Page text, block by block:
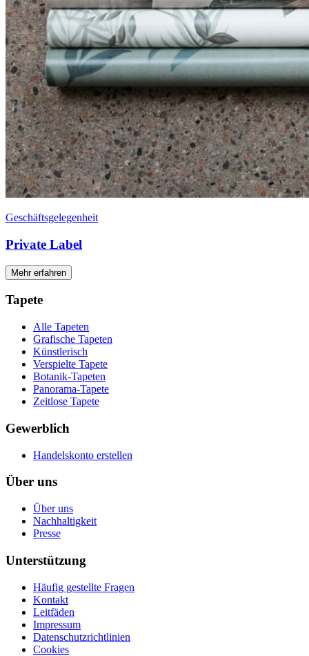
Geschäftsgelegenheit
Private Label
Mehr erfahren
Tapete
Alle Tapeten
Grafische Tapeten
Künstlerisch
Verspielte Tapete
Botanik-Tapeten
Panorama-Tapete
Zeitlose Tapete
Gewerblich
Handelskonto erstellen
Über uns
Über uns
Nachhaltigkeit
Presse
Unterstützung
Häufig gestellte Fragen
Kontakt
Leitfäden
Impressum
Datenschutzrichtlinien
Cookies